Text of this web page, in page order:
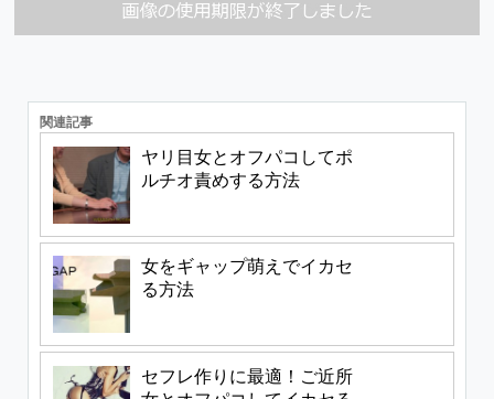
関連記事
ヤリ目女とオフパコしてポ
ルチオ責めする方法
女をギャップ萌えでイカセ
る方法
セフレ作りに最適！ご近所